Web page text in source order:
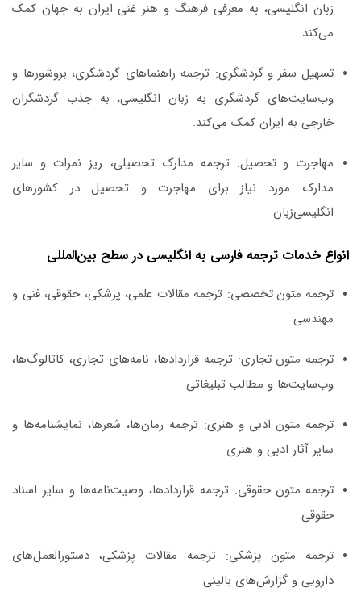
زبان انگلیسی، به معرفی فرهنگ و هنر غنی ایران به جهان کمک
می‌کند.
تسهیل سفر و گردشگری: ترجمه راهنماهای گردشگری، بروشورها و
وب‌سایت‌های گردشگری به زبان انگلیسی، به جذب گردشگران
خارجی به ایران کمک می‌کند.
مهاجرت و تحصیل: ترجمه مدارک تحصیلی، ریز نمرات و سایر
مدارک مورد نیاز برای مهاجرت و تحصیل در کشورهای
انگلیسی‌زبان
انواع خدمات ترجمه فارسی به انگلیسی در سطح بین‌المللی
ترجمه متون تخصصی: ترجمه مقالات علمی، پزشکی، حقوقی، فنی و
مهندسی
ترجمه متون تجاری: ترجمه قراردادها، نامه‌های تجاری، کاتالوگ‌ها،
وب‌سایت‌ها و مطالب تبلیغاتی
ترجمه متون ادبی و هنری: ترجمه رمان‌ها، شعرها، نمایشنامه‌ها و
سایر آثار ادبی و هنری
ترجمه متون حقوقی: ترجمه قراردادها، وصیت‌نامه‌ها و سایر اسناد
حقوقی
ترجمه متون پزشکی: ترجمه مقالات پزشکی، دستورالعمل‌های
دارویی و گزارش‌های بالینی